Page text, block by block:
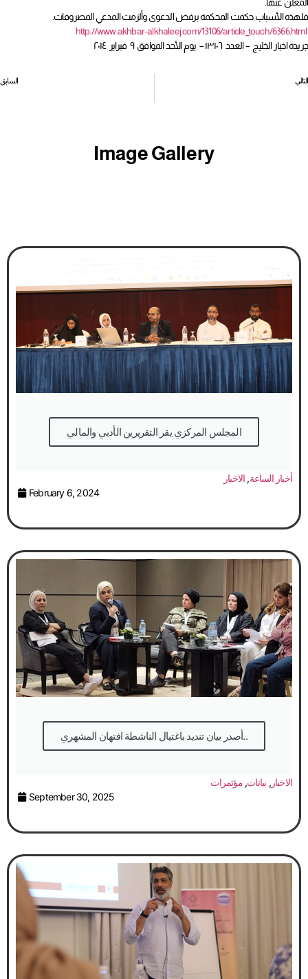
المعلن عنها.
فلهذه الأسباب حكمت المحكمة برفض الدعوى وألزمت المدعي المصروفات.
http://www.akhbar-alkhaleej.com/13106/article_touch/6366.html
جريدة اخبار الخليج – العدد ١٣١٠٦ – يوم الأحد الموافق ٩ فبراير ٢٠١٤
السابق التالي
Image Gallery
المجلس المركزي يقر التقريرين الأدبي والمالي
أخبار الساعة, الاخبار
February 6, 2024
أصدر بيان تنديد باغتيال الناشطة افتهان المشهري..
الاخبار, بيانات,مؤتمرات
September 30, 2025